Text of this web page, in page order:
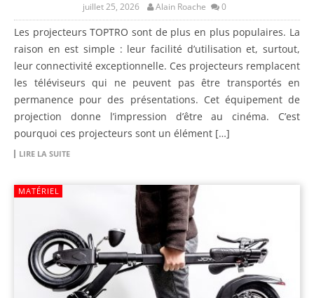
juillet 25, 2026 Alain Roache 0
Les projecteurs TOPTRO sont de plus en plus populaires. La
raison en est simple : leur facilité d’utilisation et, surtout,
leur connectivité exceptionnelle. Ces projecteurs remplacent
les téléviseurs qui ne peuvent pas être transportés en
permanence pour des présentations. Cet équipement de
projection donne l’impression d’être au cinéma. C’est
pourquoi ces projecteurs sont un élément […]
LIRE LA SUITE
MATÉRIEL